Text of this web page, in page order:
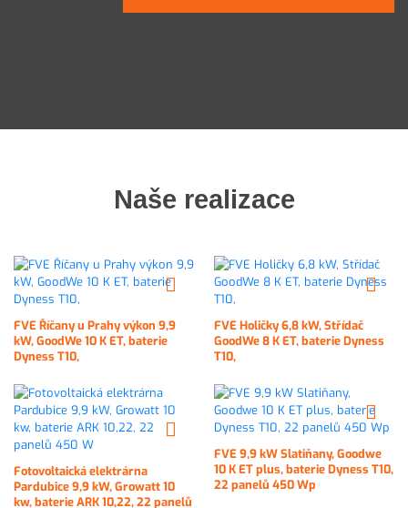
Naše realizace
FVE Říčany u Prahy výkon 9,9
kW, GoodWe 10 K ET, baterie
Dyness T10,
FVE Holičky 6,8 kW, Střídač
GoodWe 8 K ET, baterie Dyness
T10,
Fotovoltaická elektrárna
Pardubice 9,9 kW, Growatt 10
kw, baterie ARK 10,22, 22 panelů
FVE 9,9 kW Slatiňany, Goodwe
10 K ET plus, baterie Dyness T10,
22 panelů 450 Wp